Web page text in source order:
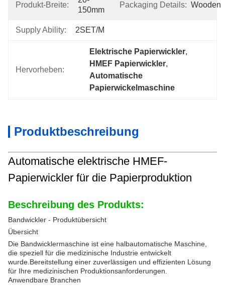
Produkt-Breite:
150mm
Packaging Details: Wooden
Supply Ability: 2SET/M
Hervorheben:
Elektrische Papierwickler,
HMEF Papierwickler,
Automatische
Papierwickelmaschine
Produktbeschreibung
Automatische elektrische HMEF-
Papierwickler für die Papierproduktion
Beschreibung des Produkts:
Bandwickler - Produktübersicht
Übersicht
Die Bandwicklermaschine ist eine halbautomatische Maschine,
die speziell für die medizinische Industrie entwickelt
wurde.Bereitstellung einer zuverlässigen und effizienten Lösung
für Ihre medizinischen Produktionsanforderungen.
Anwendbare Branchen